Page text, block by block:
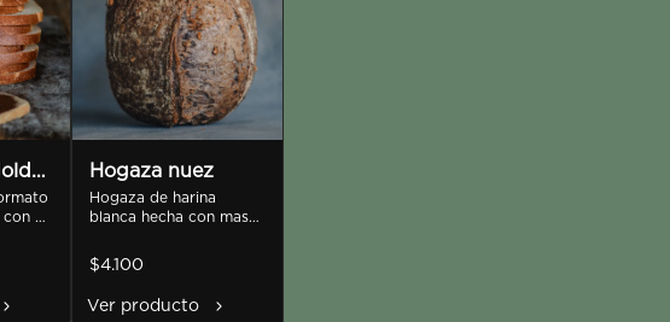
con
Hogaza nuez
Hogaza de harina
blanca hecha con masa
nueces. 800gr antes de
hornear
$4.100
Ver producto